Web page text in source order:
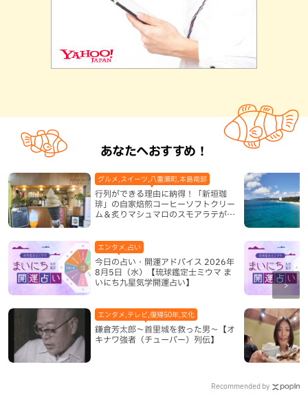
あなたへおすすめ！
行列ができる理由に納得！「新垣珈
琲」の自家焙煎コーヒーソフトクリー
ム＆炙りマシュマロのスモアラテが絶
グルメ,スイーツ,八重瀬町,本島南部
今日の占い・開運アドバイス 2026年
8月5日（水）【琉球鑑定士ミウマ ま
いにち九星気学開運占い】
エンタメ,占い
鎌倉芳太郎～首里城を救った男～【オ
キナワ強者（チューバー）列伝】
エンタメ,テレビ,復帰50年,文化
Recommended by